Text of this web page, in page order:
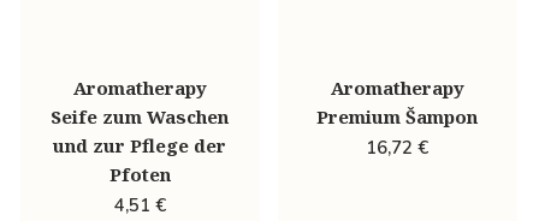
Aromatherapy
Seife zum Waschen
und zur Pflege der
Pfoten
4,51 €
Aromatherapy
Premium Šampon
16,72€